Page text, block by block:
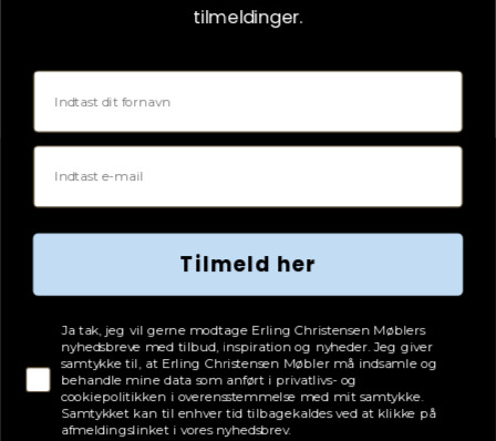
Adresse
Erling Christensen Møbler A/S
Hørmestedvej 342
9870 Sindal
tilmeldinger.
Fornavn
Email
Tilmeld her
Tjekboks samtykke
Ja tak, jeg vil gerne modtage Erling Christensen Møblers
nyhedsbreve med tilbud, inspiration og nyheder. Jeg giver
samtykke til, at Erling Christensen Møbler må indsamle og
behandle mine data som anført i privatlivs- og
cookiepolitikken i overensstemmelse med mit samtykke.
Samtykket kan til enhver tid tilbagekaldes ved at klikke på
afmeldingslinket i vores nyhedsbrev.